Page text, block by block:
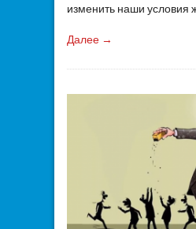
изменить наши условия
Далее →